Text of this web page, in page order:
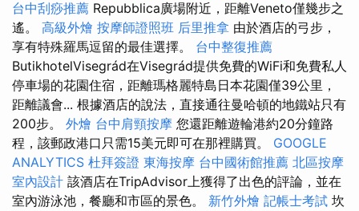
台中刮痧推薦 Repubblica廣場附近，距離Veneto僅幾步之
遙。 高級外燴 按摩師證照班 后里推拿 由於酒店的弓步，
享有特殊羅馬逗留的最佳選擇。 台中整復推薦
ButikhotelVisegrád在Visegrád提供免費的WiFi和免費私人
停車場的花園住宿，距離瑪格麗特島日本花園僅39公里，
距離議會... 根據酒店的說法，直接通往曼哈頓的地鐵站只有
200步。 外燴 台中肩頸按摩 您還距離遊輪港約20分鐘路
程，該郵政港口只需15美元即可在那裡購買。 GOOGLE
ANALYTICS 杜拜簽證 東海按摩 台中國術館推薦 北區按摩
室內設計 該酒店在TripAdvisor上獲得了出色的評論，並在
室內游泳池，餐廳和市區的景色。 新竹外燴 記帳士考試 坎